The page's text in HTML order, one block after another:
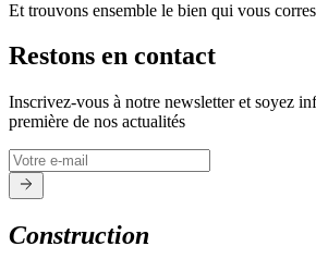
Et trouvons ensemble le bien qui vous
Restons en contact
Inscrivez-vous à notre newsletter et soyez
première de nos actualités
Construction